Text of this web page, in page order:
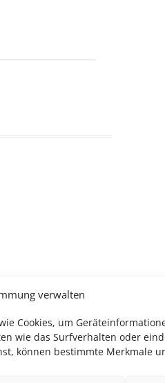
verwalten
Cookies, um
wie das Surfverhalten oder
können bestimmte Merkmale